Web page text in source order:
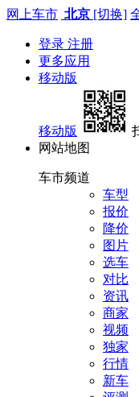
网上车市 北京 [切换]
登录 注册
更多应用
移动版
移动版
网站地图
车市频道
车型
报价
降价
图片
选车
对比
资讯
商家
视频
独家
行情
新车